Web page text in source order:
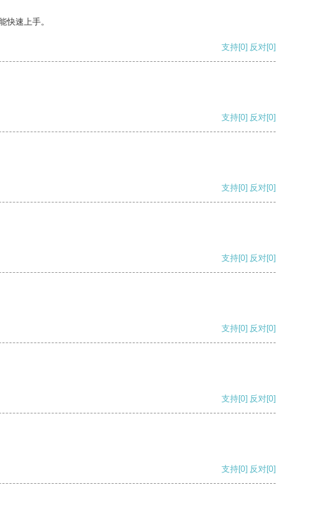
快速上手。
支持[0] 反对[0]
支持[0] 反对[0]
支持[0] 反对[0]
支持[0] 反对[0]
支持[0] 反对[0]
支持[0] 反对[0]
支持[0] 反对[0]